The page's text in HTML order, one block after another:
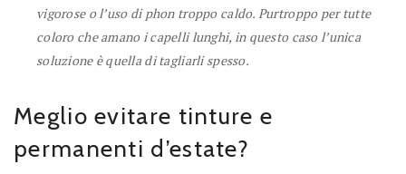
vigorose o l’uso di phon troppo caldo. Purtroppo per tutte
coloro che amano i capelli lunghi, in questo caso l’unica
soluzione è quella di tagliarli spesso.
Meglio evitare tinture e
permanenti d’estate?